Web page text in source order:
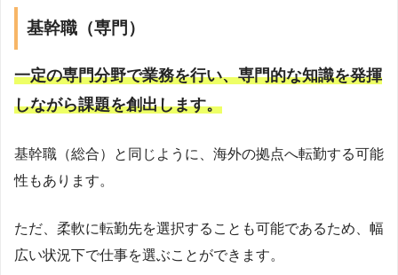
基幹職（専門）
一定の専門分野で業務を行い、専門的な知識を発揮
しながら課題を創出します。
基幹職（総合）と同じように、海外の拠点へ転勤する可能
性もあります。
ただ、柔軟に転勤先を選択することも可能であるため、幅
広い状況下で仕事を選ぶことができます。